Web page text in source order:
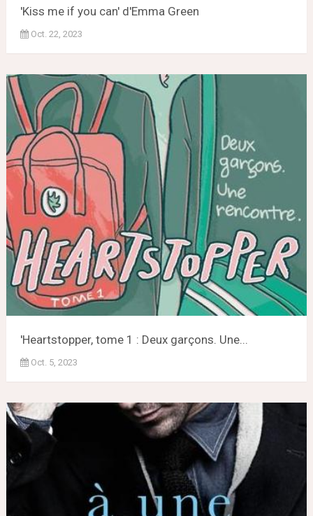
'Kiss me if you can' d'Emma Green
Oct. 22, 2023
'Heartstopper, tome 1 : Deux garçons. Une...
Oct. 5, 2023